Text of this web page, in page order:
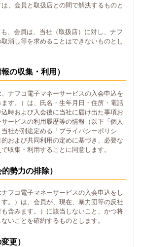
、会員と取扱店との間で解決するものと
、会員は、当社（取扱店）に対し、ナフ
消し等を求めることはできないものとし
の収集・利用）
ナフコ電子マネーサービスの入会申込を
す。）は、氏名・生年月日・住所・電話
時および入会後に当社に届け出た事項お
ービスの利用履歴等の情報（以下「個人
社が別途定める「プライバシーポリシ
および共同利用の定めに基づき、必要な
収集・利用することに同意します。
勢力の排除）
フコ電子マネーサービスの入会申込をし
。）は、会員が、現在、暴力団等の反社
含みます。）に該当しないこと、かつ将
いことを確約するものとします。
更）